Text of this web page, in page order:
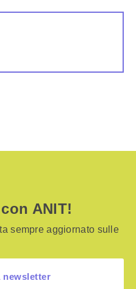
ANIT!
sempre aggiornato sulle
newsletter